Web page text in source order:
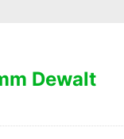
Dewalt